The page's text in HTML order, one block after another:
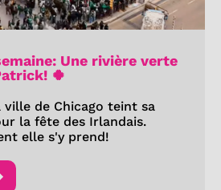
Une rivière verte
🍀
ville de Chicago teint sa
la fête des Irlandais.
elle s'y prend!